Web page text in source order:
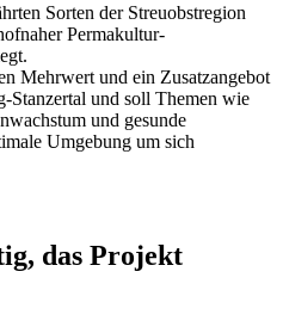
Sorten der Streuobstregion
Permakultur-
Mehrwert und ein Zusatzangebot
Stanzertal und soll Themen wie
und gesunde
Umgebung um sich
das Projekt